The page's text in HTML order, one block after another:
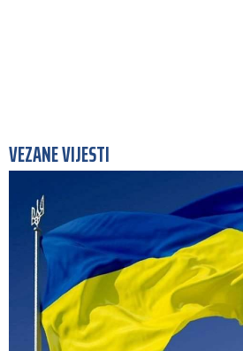
VEZANE VIJESTI